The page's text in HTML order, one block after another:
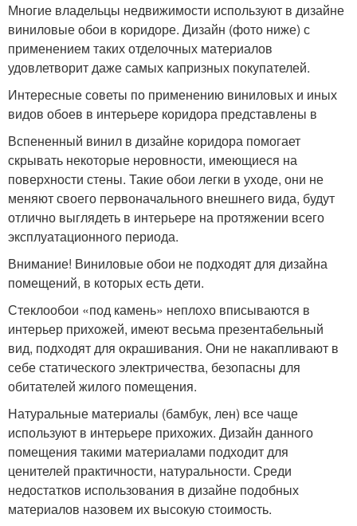
Многие владельцы недвижимости используют в дизайне
виниловые обои в коридоре. Дизайн (фото ниже) с
применением таких отделочных материалов
удовлетворит даже самых капризных покупателей.
Интересные советы по применению виниловых и иных
видов обоев в интерьере коридора представлены в
Вспененный винил в дизайне коридора помогает
скрывать некоторые неровности, имеющиеся на
поверхности стены. Такие обои легки в уходе, они не
меняют своего первоначального внешнего вида, будут
отлично выглядеть в интерьере на протяжении всего
эксплуатационного периода.
Внимание! Виниловые обои не подходят для дизайна
помещений, в которых есть дети.
Стеклообои «под камень» неплохо вписываются в
интерьер прихожей, имеют весьма презентабельный
вид, подходят для окрашивания. Они не накапливают в
себе статического электричества, безопасны для
обитателей жилого помещения.
Натуральные материалы (бамбук, лен) все чаще
используют в интерьере прихожих. Дизайн данного
помещения такими материалами подходит для
ценителей практичности, натуральности. Среди
недостатков использования в дизайне подобных
материалов назовем их высокую стоимость.